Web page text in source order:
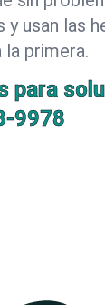
y usan las
la primera.
para
9978